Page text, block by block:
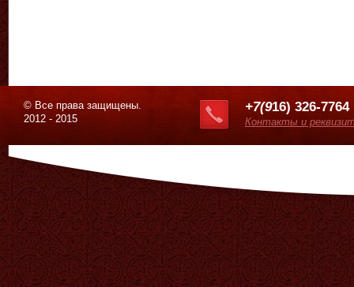
© Все права защищены.
2012 - 2015
+7(916) 326-7764
Контакты и